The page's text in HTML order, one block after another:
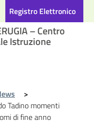
Registro Elettronico
– Centro
Istruzione
>
Tadino momenti
di fine anno